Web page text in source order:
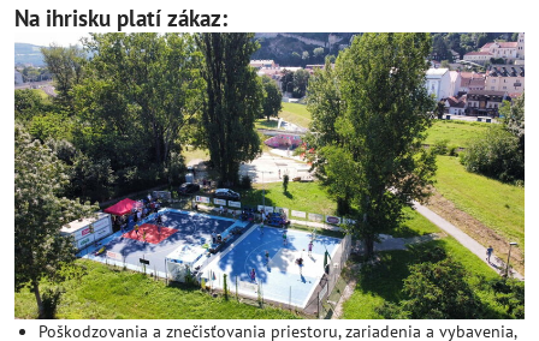
Na ihrisku platí zákaz:
Poškodzovania a znečisťovania priestoru, zariadenia a vybavenia,